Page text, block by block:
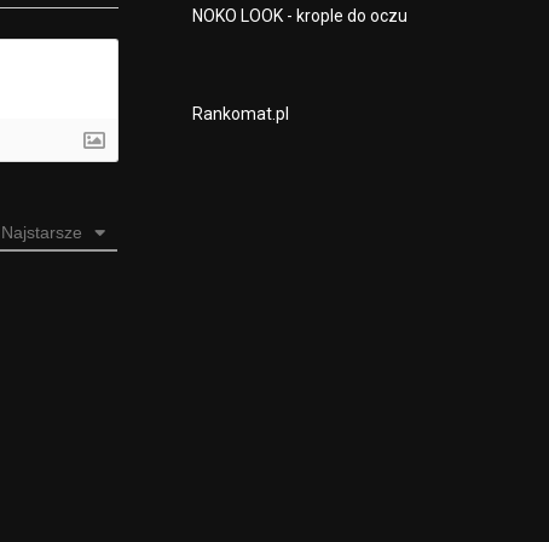
Najstarsze
NOKO LOOK - krople do oczu
Rankomat.pl